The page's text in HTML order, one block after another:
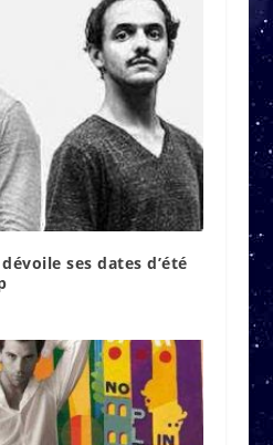
ses dates d’été